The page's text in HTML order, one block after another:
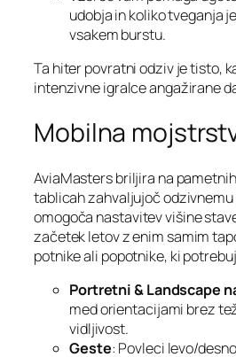
udobja in koliko tveganja
vsakem burstu.
Ta hiter povratni odziv je tisto,
intenzivne igralce angažirane
Mobilna
AviaMasters briljira na
tablicah zahvaljujoč
omogoča nastavitev višine
začetek letov z enim samim
potnike ali popotnike, ki
Portretni & Landscape
med orientacijami brez
vidljivost.
Geste: Povleci levo/